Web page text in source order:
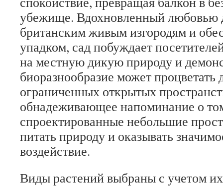
убежище. Вдохновленный любовью
британским живым изгородям и
упадком, сад побуждает
на местную дикую природу и
биоразнообразие может процветать
ограниченных открытых
обнадеживающее напоминание о
спроектированные небольшие
питать природу и оказывать
воздействие.
Виды растений выбраны с учетом